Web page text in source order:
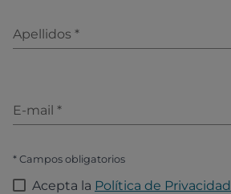
Apellidos *
E-mail *
* Campos obligatorios
Acepta la Política de Privacidad